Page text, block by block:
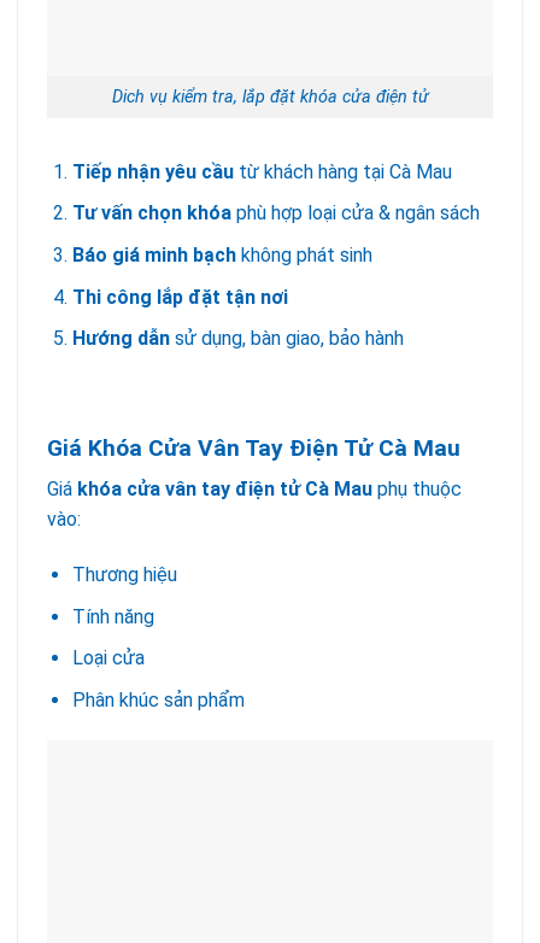
Dich vụ kiểm tra, lắp đặt khóa cửa điện tử
Tiếp nhận yêu cầutừ khách hàng tại Cà Mau
Tư vấn chọn khóaphù hợp loại cửa & ngân sách
Báo giá minh bạchkhông phát sinh
Thi công lắp đặt tận nơi
Hướng dẫnsử dụng, bàn giao, bảo hành
Giá Khóa Cửa Vân Tay Điện Tử Cà Mau
Giá khóa cửa vân tay điện tử Cà Mau phụ thuộc
vào:
Thương hiệu
Tính năng
Loại cửa
Phân khúc sản phẩm